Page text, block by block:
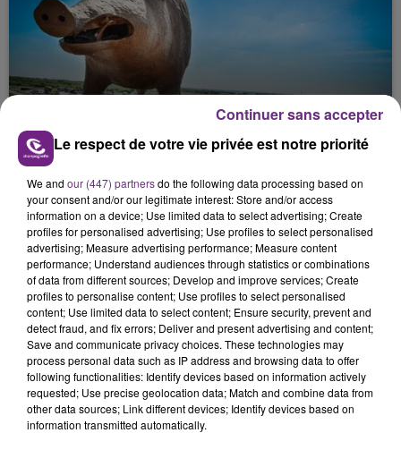
VENEZ FÊTER CE WEEK-END
L'ANNIVERSAIRE DE WOINIC
Ce samedi 8 août sera un grand jour :
l'anniversaire du plus gros sanglier du monde.
Une fête est donc organisée et vous êtes tous
conviés !
TITRES DIFFUSÉS
5h51
5h51 5h49
5h49
Le respect de votre vie privée est notre priorité
We and our (447) partnersdo the following data processing based on
your consent and/or our legitimate interest: Store and/or access
information on a device; Use limited data to select advertising; Create
profiles for personalised advertising; Use profiles to select personalised
advertising; Measure advertising performance; Measure content
performance; Understand audiences through statistics or combinations
of data from different sources; Develop and improve services; Create
profiles to personalise content; Use profiles to select personalised
content; Use limited data to select content; Ensure security, prevent and
detect fraud, and fix errors; Deliver and present advertising and content;
Save and communicate privacy choices. These technologies may
process personal data such as IP address and browsing data to offer
following functionalities: Identify devices based on information actively
requested; Use precise geolocation data; Match and combine data from
other data sources; Link different devices; Identify devices based on
information transmitted automatically.
Continuer sans accepter